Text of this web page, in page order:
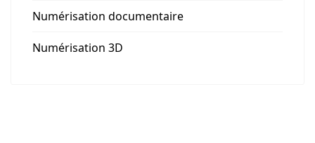
Numérisation documentaire
Numérisation 3D